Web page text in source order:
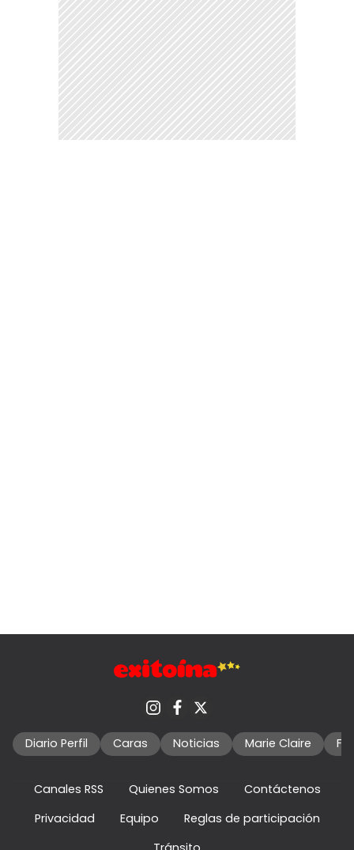
Diario Perfil Caras Noticias Marie Claire
Canales RSS Quienes Somos
Contáctenos
Privacidad
Equipo
Reglas de participación